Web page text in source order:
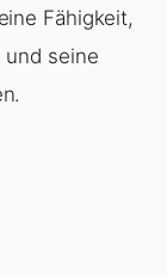
Fähigkeit,
seine